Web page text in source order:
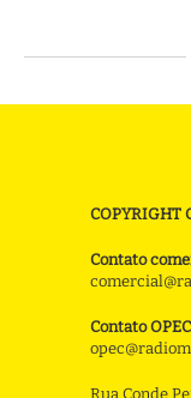
COPYRIGHT
Contato
Contato OPEC
Rua Conde